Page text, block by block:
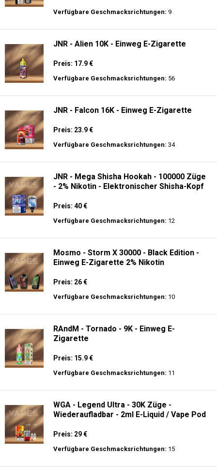
Verfügbare Geschmacksrichtungen: 9
JNR - Alien 10K - Einweg E-Zigarette
Preis: 17.9 €
Verfügbare Geschmacksrichtungen: 56
JNR - Falcon 16K - Einweg E-Zigarette
Preis: 23.9 €
Verfügbare Geschmacksrichtungen: 34
JNR - Mega Shisha Hookah - 100000 Züge
- 2% Nikotin - Elektronischer Shisha-Kopf
Preis: 40 €
Verfügbare Geschmacksrichtungen: 12
Mosmo - Storm X 30000 - Black Edition -
Einweg E-Zigarette 2% Nikotin
Preis: 26 €
Verfügbare Geschmacksrichtungen: 10
RAndM - Tornado - 9K - Einweg E-
Zigarette
Preis: 15.9 €
Verfügbare Geschmacksrichtungen: 11
WGA - Legend Ultra - 30K Züge -
Wiederaufladbar - 2ml E-Liquid / Vape Pod
Preis: 29 €
Verfügbare Geschmacksrichtungen: 15